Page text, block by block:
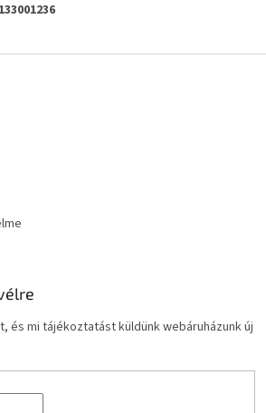
és mi tájékoztatást küldünk webáruházunk új